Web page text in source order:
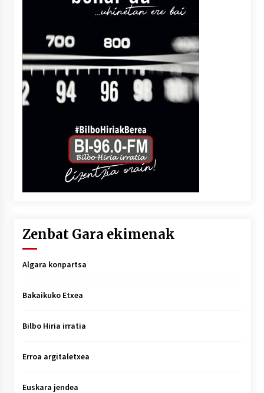
Zenbat Gara ekimenak
Algara konpartsa
Bakaikuko Etxea
Bilbo Hiria irratia
Erroa argitaletxea
Euskara jendea